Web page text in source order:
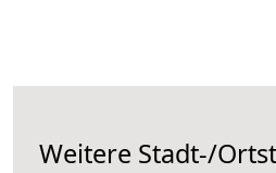
Weitere Stadt-/